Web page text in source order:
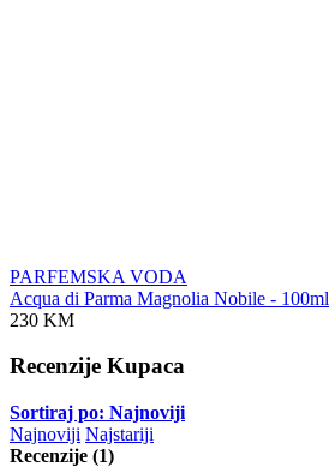
PARFEMSKA VODA
Acqua di Parma Magnolia Nobile - 100ml
230 KM
Recenzije Kupaca
Sortiraj po: Najnoviji
Najnoviji Najstariji
Recenzije (1)